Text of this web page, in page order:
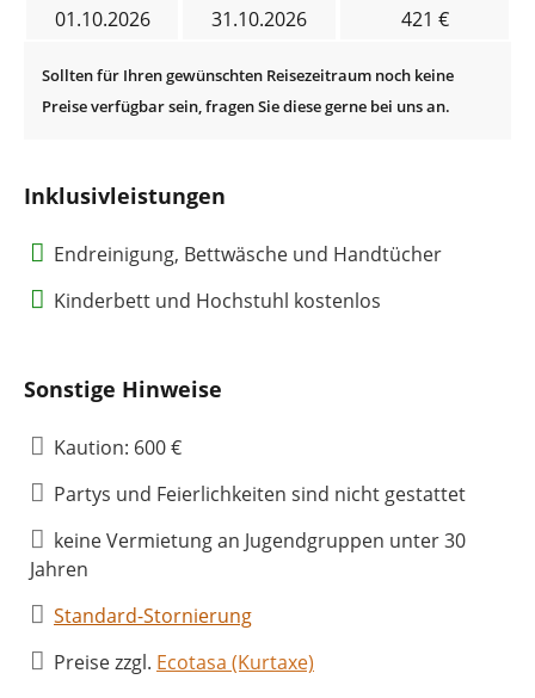
01.10.2026
31.10.2026 421 €
Inklusivleistungen
Endreinigung, Bettwäsche und Handtücher
Kinderbett und Hochstuhl kostenlos
Sonstige Hinweise
Kaution: 600 €
Partys und Feierlichkeiten sind nicht gestattet
keine Vermietung an Jugendgruppen unter 30
Jahren
Standard-Stornierung
Preise zzgl. Ecotasa (Kurtaxe)